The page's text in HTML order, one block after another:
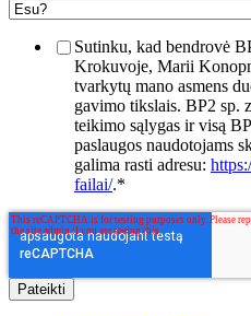
Sutinku, kad bendrovė
Krokuvoje, Marii
tvarkytų mano asmens
gavimo tikslais. BP2 sp.
teikimo sąlygas ir visą
paslaugos naudotojams
galima rasti adresu:
failai/.*